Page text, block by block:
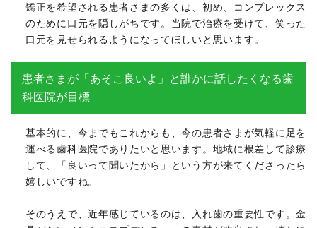
矯正を希望される患者さまの多くは、初め、コンプレックス
のために口元を隠しがちです。当院で治療を受けて、笑った
口元を見せられるようになってほしいと思います。
患者さまが「あそこ良いよ」と誰かに話したくなる歯
科医院が目標
基本的に、今までもこれからも、今の患者さまが気軽に足を
運べる歯科医院でありたいと思います。地域に根差して診療
して、「良いって聞いたから」という方が来てくださったら
嬉しいですね。
そのうえで、近年感じているのは、入れ歯の重要性です。金